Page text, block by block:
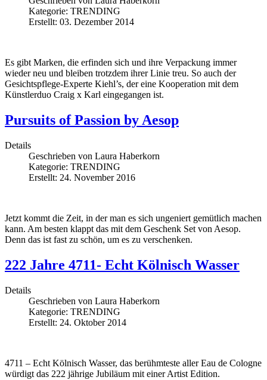
Kategorie: TRENDING
Erstellt: 03. Dezember 2014
Es gibt Marken, die erfinden sich und ihre Verpackung immer
wieder neu und bleiben trotzdem ihrer Linie treu. So auch der
Gesichtspflege-Experte Kiehl’s, der eine Kooperation mit dem
Künstlerduo Craig x Karl eingegangen ist.
Pursuits of Passion by Aesop
Details
Geschrieben von Laura Haberkorn
Kategorie: TRENDING
Erstellt: 24. November 2016
Jetzt kommt die Zeit, in der man es sich ungeniert gemütlich machen
kann. Am besten klappt das mit dem Geschenk Set von Aesop.
Denn das ist fast zu schön, um es zu verschenken.
222 Jahre 4711- Echt Kölnisch Wasser
Details
Geschrieben von Laura Haberkorn
Kategorie: TRENDING
Erstellt: 24. Oktober 2014
4711 – Echt Kölnisch Wasser, das berühmteste aller Eau de Cologne
würdigt das 222 jährige Jubiläum mit einer Artist Edition.